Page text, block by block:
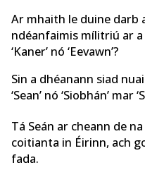
Ar mhaith le duine darb
ndéanfaimis mílitriú ar
‘Kaner’ nó ‘Eevawn’?
Sin a dhéanann siad
‘Sean’ nó ‘Siobhán’ mar
Tá Seán ar cheann de
coitianta in Éirinn, ach
fada.